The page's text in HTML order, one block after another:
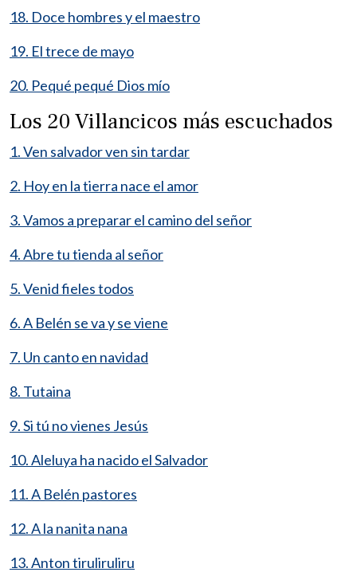
18. Doce hombres y el maestro
19. El trece de mayo
20. Pequé pequé Dios mío
Los 20 Villancicos más escuchados
1. Ven salvador ven sin tardar
2. Hoy en la tierra nace el amor
3. Vamos a preparar el camino del señor
4. Abre tu tienda al señor
5. Venid fieles todos
6. A Belén se va y se viene
7. Un canto en navidad
8. Tutaina
9. Si tú no vienes Jesús
10. Aleluya ha nacido el Salvador
11. A Belén pastores
12. A la nanita nana
13. Anton tiruliruliru